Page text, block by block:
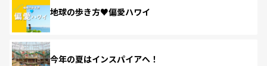
地球の歩き方♥偏愛ハワイ
今年の夏はインスパイアへ！